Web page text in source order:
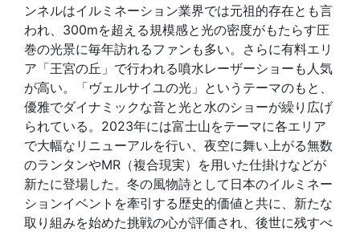
ンネルはイルミネーション業界では元祖的存在とも言
われ、300mを超える規模感と光の密度がもたらす圧
巻の光景に毎年訪れるファンも多い。さらに有料エリ
ア「王宮の丘」で行われる噴水レーザーショーも人気
が高い。「ヴェルサイユの光」というテーマのもと、
優雅でダイナミックな音と光と水のショーが繰り広げ
られている。2023年には富士山をテーマに各エリア
で大幅なリニューアルを行い、夜空に舞い上がる無数
のランタンやMR（複合現実）を用いた仕掛けなどが
新たに登場した。冬の風物詩として日本のイルミネー
ションイベントを牽引する歴史的価値と共に、新たな
取り組みを始めた挑戦の心が評価され、後世に残すべ